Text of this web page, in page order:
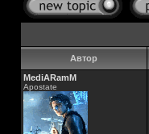
Автор
MediARamM
Apostate